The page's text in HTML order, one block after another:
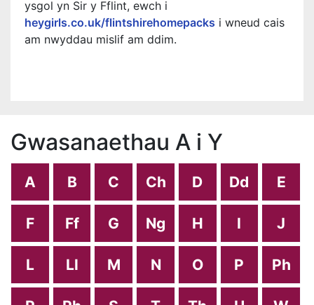
ysgol yn Sir y Fflint, ewch i
heygirls.co.uk/flintshirehomepacks i wneud cais
am nwyddau mislif am ddim.
Gwasanaethau A i Y
A B C Ch D Dd E
F Ff G Ng H I J
L Ll M N O P Ph